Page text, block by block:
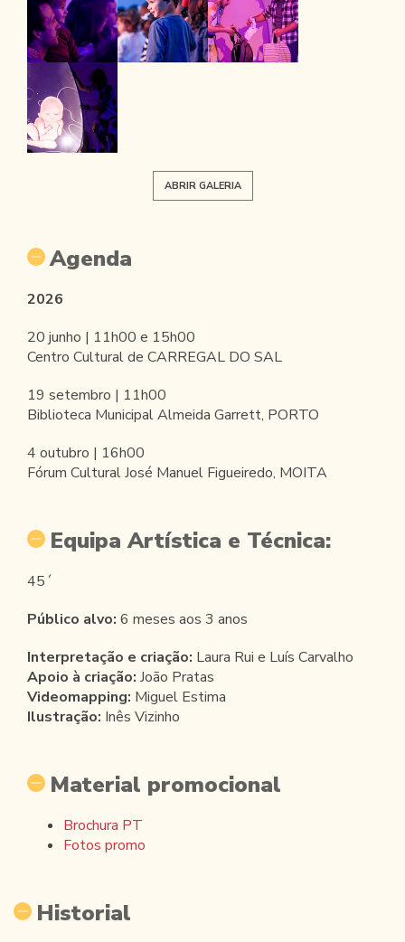
ABRIR GALERIA
Agenda
2026
20 junho | 11h00 e 15h00
Centro Cultural de CARREGAL DO SAL
19 setembro | 11h00
Biblioteca Municipal Almeida Garrett, PORTO
4 outubro | 16h00
Fórum Cultural José Manuel Figueiredo, MOITA
Equipa Artística e Técnica:
45´
Público alvo: 6 meses aos 3 anos
Interpretação e criação: Laura Rui e Luís Carvalho
Apoio à criação: João Pratas
Videomapping: Miguel Estima
Ilustração: Inês Vizinho
Material promocional
Brochura PT
Fotos promo
Historial